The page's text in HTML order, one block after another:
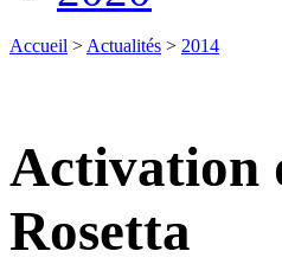
Accueil > Actualités > 2014
Activation
Rosetta